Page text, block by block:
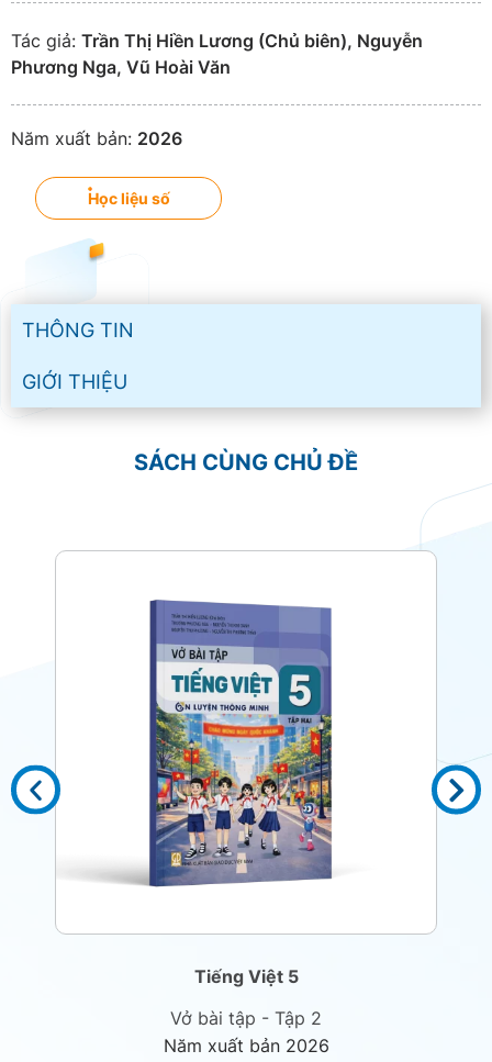
Tác giả: Trần Thị Hiền Lương (Chủ biên), Nguyễn
Phương Nga, Vũ Hoài Văn
Năm xuất bản: 2026
Học liệu số
THÔNG TIN
GIỚI THIỆU
SÁCH CÙNG CHỦ ĐỀ
Tiếng Việt 5
Vở bài tập - Tập 2
Năm xuất bản 2026